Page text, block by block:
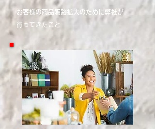
お客様の商品販路拡大のために弊社が
行ってきたこと